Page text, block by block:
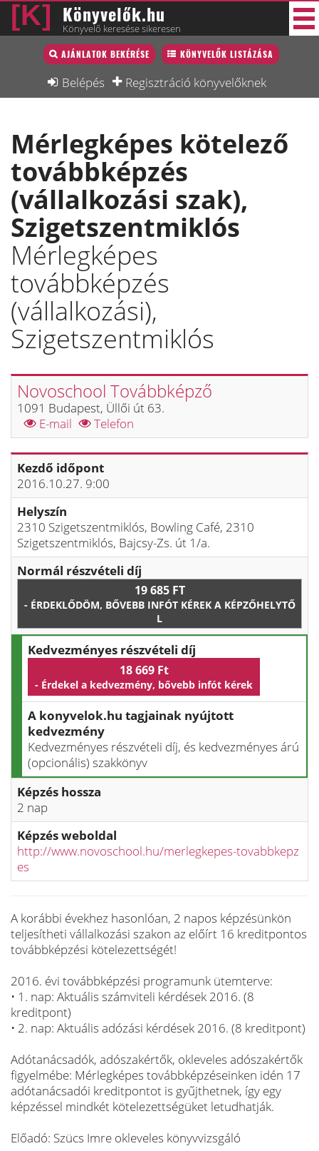
Könyvelők.hu
Könyvelő keresése sikeresen
AJÁNLATOK BEKÉRÉSE KÖNYVELŐK LISTÁZÁSA
Belépés Regisztráció könyvelőknek
Könyvelő lista
Könyvelési munkák
Interjú
Blog
Állás
Képzésnaptár
Mérlegképes kötelező
továbbképzés
(vállalkozási szak),
Szigetszentmiklós
Mérlegképes
továbbképzés
(vállalkozási),
Szigetszentmiklós
Novoschool Továbbképző
1091 Budapest, Üllői út 63.
E-mail
Telefon
Kezdő időpont
2016.10.27. 9:00
Helyszín
2310 Szigetszentmiklós, Bowling Café, 2310
Szigetszentmiklós, Bajcsy-Zs. út 1/a.
Normál részvételi díj
19 685 FT
- ÉRDEKLŐDÖM, BŐVEBB INFÓT KÉREK A KÉPZŐHELYTŐ
L
Kedvezményes részvételi díj
18 669 Ft
- Érdekel a kedvezmény, bővebb infót kérek
A konyvelok.hu tagjainak nyújtott
kedvezmény
Kedvezményes részvételi díj, és kedvezményes árú
(opcionális) szakkönyv
Képzés hossza
2 nap
Képzés weboldal
http://www.novoschool.hu/merlegkepes-tovabbkepz
es
A korábbi évekhez hasonlóan, 2 napos képzésünkön
teljesítheti vállalkozási szakon az előírt 16 kreditpontos
továbbképzési kötelezettségét!
2016. évi továbbképzési programunk ütemterve:
• 1. nap: Aktuális számviteli kérdések 2016. (8
kreditpont)
• 2. nap: Aktuális adózási kérdések 2016. (8 kreditpont)
Adótanácsadók, adószakértők, okleveles adószakértők
figyelmébe: Mérlegképes továbbképzéseinken idén 17
adótanácsadói kreditpontot is gyűjthetnek, így egy
képzéssel mindkét kötelezettségüket letudhatják.
Előadó: Szücs Imre okleveles könyvvizsgáló